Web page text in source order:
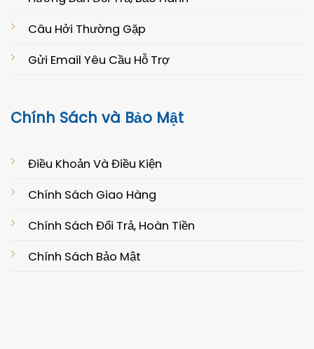
Câu Hởi Thường Gặp
Gửi Email Yêu Cầu Hỗ Trợ
Chính Sách và Bảo Mật
Điều Khoản Và Điều Kiện
Chính Sách Giao Hàng
Chính Sách Đổi Trả, Hoàn Tiền
Chính Sách Bảo Mật